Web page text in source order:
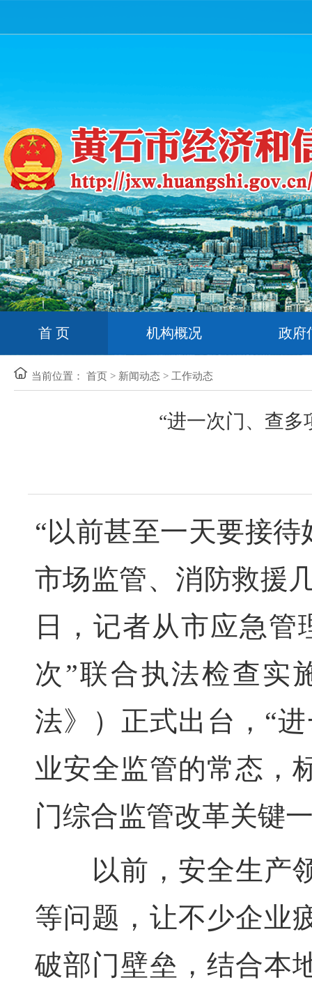
首 页 机构概况 政府
当前位置： 首页 > 新闻动态 > 工作动态
“进一次门、查多
“以前甚至一天要接
市场监管、消防救援
日，记者从市应急
次”联合执法检查实
法》）正式出台，“
业安全监管的常态，
门综合监管改革关键
以前，安全生产领
等问题，让不少企业
破部门壁垒，结合本